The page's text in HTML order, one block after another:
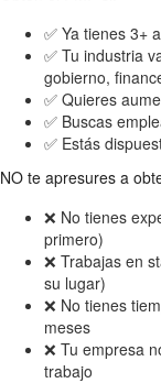
✅ Ya tienes 3+
✅ Tu industria
gobierno,
✅ Quieres
✅ Buscas
✅ Estás
NO te apresures a
❌ No tienes
primero)
❌ Trabajas en
su lugar)
❌ No tienes
meses
❌ Tu empresa
trabajo